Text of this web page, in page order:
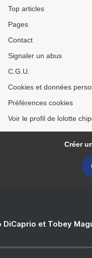
Top articles
Pages
Contact
Signaler un abus
C.G.U.
Cookies et données
Préférences cookies
Voir le profil de lolotte
Créer
DiCaprio et Tobey